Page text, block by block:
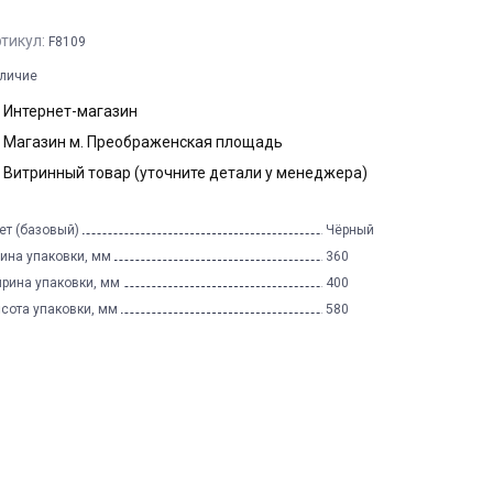
F8109
Интернет-магазин
Магазин м. Преображенская площадь
Витринный товар (уточните детали у менеджера)
(базовый)
Чёрный
упаковки, мм
360
упаковки, мм
400
упаковки, мм
580